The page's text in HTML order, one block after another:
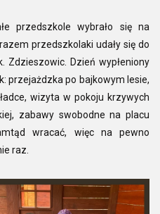
przedszkole wybrało się na
przedszkolaki udały się do
Zdzieszowic. Dzień wypłeniony
przejażdzka po bajkowym lesie,
wizyta w pokoju krzywych
zabawy swobodne na placu
wracać, więc na pewno
raz.